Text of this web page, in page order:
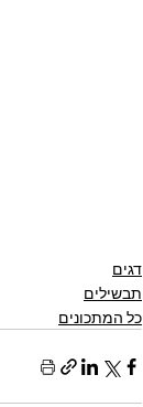
דגים
תבשילים
כל המתכונים